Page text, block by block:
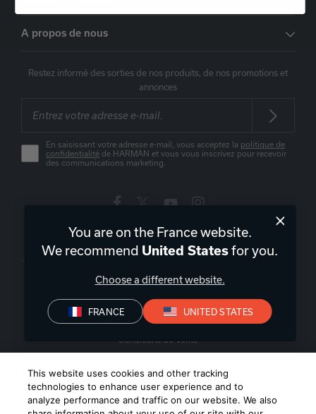
A propos de nous
Restez informé des sorties de nos produits, de nos promotions et
annonces
En saisissant votre adresse e-mail, vous acceptez la politique de
confidentialité de HARMAN et vous vous inscrivez pour recevoir
des communications marketing.
France FR
Politique de confidentialité
Déclaration de conformité
Conditions de Vente
© 2026 Harman International Industries, Incorporated. All rights
reserved.
You are on the France website.
We recommend United Statesfor you.
Choose a different website.
FRANCE UNITED STATES
This website uses cookies and other tracking
technologies to enhance user experience and to
analyze performance and traffic on our website. We also